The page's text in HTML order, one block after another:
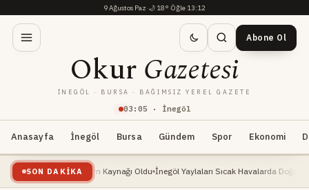
9 Ağustos Paz·🌙 18°·Öğle 13:12
03 : 05 · İnegöl
OkurGazetesi
İNEGÖL · BURSA · BAĞIMSIZ YEREL GAZETE
Abone Ol
Anasayfa İnegöl Bursa Gündem Spor Ekonomi
SON DAKIKA
Yeni Geçim Kaynağı Oldu İnegöl Yaylaları Sıcak Havalarda Doğa Severlerin